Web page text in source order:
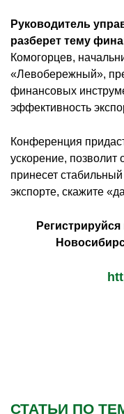
Руководитель
разберет тему
Комогорцев,
«Левобережный»,
финансовых
эффективность
Конференция
ускорение,
принесет
экспорте, скажите
СТАТЬИ ПО